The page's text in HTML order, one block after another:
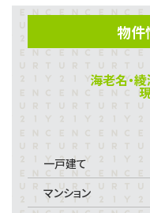
物件
海老名・
一戸建て
マンション